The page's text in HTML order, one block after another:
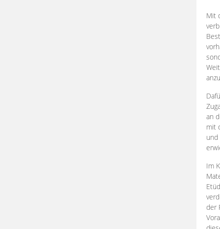
Mit
an
mit
und
Im
der